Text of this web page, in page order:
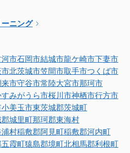
ニング
河市石岡市結城市龍ケ崎市下妻市
市北茨城市笠間市取手市つくば市
来市守谷市常陸大宮市那珂市
すみがうら市桜川市神栖市行方市
小美玉市東茨城郡茨城町
城里町那珂郡東海村
村稲敷郡阿見町稲敷郡河内町
霞町猿島郡境町北相馬郡利根町